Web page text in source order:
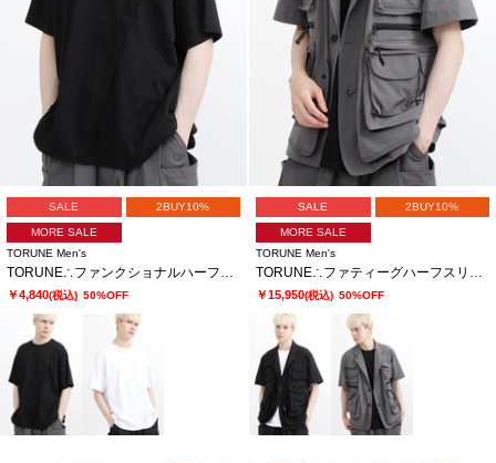
SALE 2BUY10%
MORE SALE
TORUNE Men's
TORUNE∴ファンクショナルハーフスリーブカットソー
￥4,840(税込) 50%OFF
SALE 2BUY10%
MORE SALE
TORUNE Men's
TORUNE∴ファティーグハーフスリーブジャケット
￥15,950(税込) 50%OFF